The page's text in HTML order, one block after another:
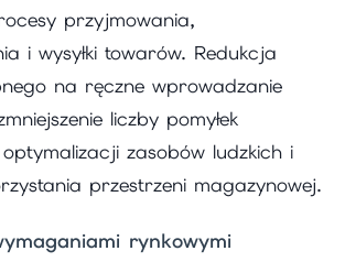
przyjmowania,
i wysyłki towarów. Redukcja
na ręczne wprowadzanie
liczby pomyłek
zasobów ludzkich i
przestrzeni magazynowej.
rynkowymi